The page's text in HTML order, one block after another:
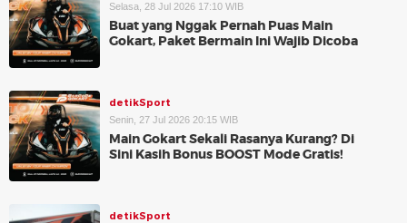
Selasa, 28 Jul 2026 17:10 WIB
Buat yang Nggak Pernah Puas Main
Gokart, Paket Bermain Ini Wajib Dicoba
detikSport
Senin, 27 Jul 2026 20:15 WIB
Main Gokart Sekali Rasanya Kurang? Di
Sini Kasih Bonus BOOST Mode Gratis!
detikSport